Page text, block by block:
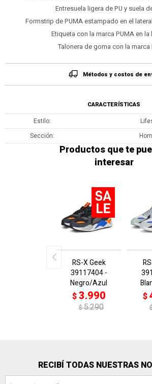
Entresuela ligera de PU y suela
Formstrip de PUMA estampado en el
Etiqueta con la marca PUMA en la
Talonera de goma con la marca
Métodos y costos de
CARACTERÍSTICAS
Estilo
Sección
Productos que te
interesar
RS-X Geek
39117404 -
Negro/Azul
$3.990
$5.290
$
RECIBÍ TODAS NUESTRAS